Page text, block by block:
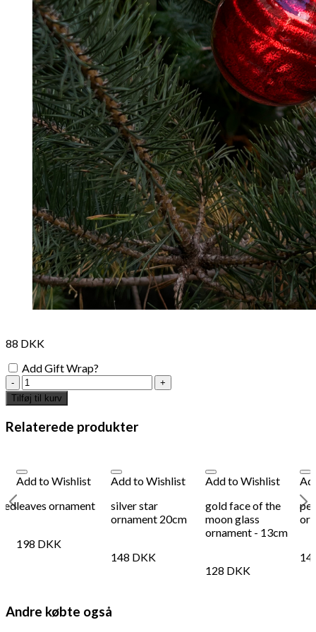
DKKTilføj til kurv
Se kurvKasse
88 DKK
Add Gift Wrap?
red
glass
ornament
antal
Tilføj til kurv
Relaterede produkter
Add to Wishlist
leaves ornament
198 DKK
Add to Wishlist
silver star
ornament 20cm
148 DKK
Add to Wishlist
gold face of the
moon glass
ornament - 13cm
128 DKK
Andre købte også